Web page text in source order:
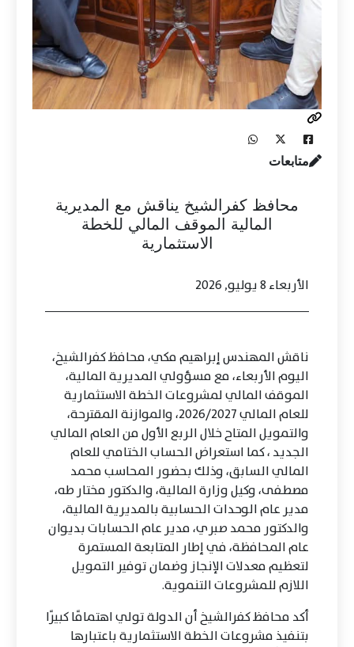
متابعات
محافظ كفرالشيخ يناقش مع المديرية
المالية الموقف المالي للخطة
الاستثمارية
الأربعاء 8 يوليو, 2026
ناقش المهندس إبراهيم مكي، محافظ كفرالشيخ،
اليوم الأربعاء، مع مسؤولي المديرية المالية،
الموقف المالي لمشروعات الخطة الاستثمارية
للعام المالي 2026/2027، والموازنة المقترحة،
والتمويل المتاح خلال الربع الأول من العام المالي
الجديد ، كما استعراض الحساب الختامي للعام
المالي السابق، وذلك بحضور المحاسب محمد
مصطفى، وكيل وزارة المالية، والدكتور مختار طه،
مدير عام الوحدات الحسابية بالمديرية المالية،
والدكتور محمد صبري، مدير عام الحسابات بديوان
عام المحافظة، في إطار المتابعة المستمرة
لتعظيم معدلات الإنجاز وضمان توفير التمويل
اللازم للمشروعات التنموية.
أكد محافظ كفرالشيخ أن الدولة تولي اهتمامًا كبيرًا
بتنفيذ مشروعات الخطة الاستثمارية باعتبارها